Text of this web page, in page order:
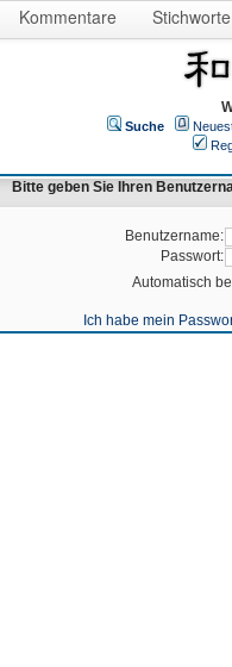
Kommentare Stichworte
Suche
Bitte geben Sie Ihren
Benutzername:
Passwort:
Automatisch
Ich habe mein